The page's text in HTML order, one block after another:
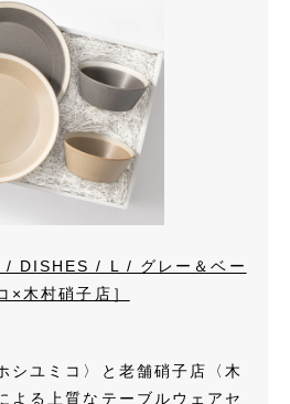
/ DISHES / L / グレー＆ベー
×木村硝子店］
シユミコ〉と老舗硝子店〈木
よる上質なテーブルウェアセ